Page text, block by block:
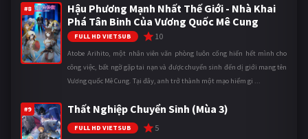
#8
Hậu Phương Mạnh Nhất Thế Giới - Nhà Khai
Phá Tân Binh Của Vương Quốc Mê Cung
FULL HD VIETSUB 10
Atobe Arihito, một nhân viên văn phòng luôn cống hiến hết mình cho
công việc, bất ngờ gặp tai nạn và được chuyển sinh đến dị giới mang tên
Vương quốc Mê Cung. Tại đây, anh trở thành một mạo hiểm gi ...
#9 Thất Nghiệp Chuyển Sinh (Mùa 3)
FULL HD VIETSUB 5